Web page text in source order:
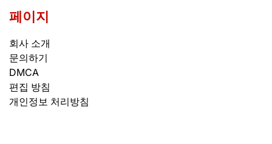
페이지
회사 소개
문의하기
DMCA
편집 방침
개인정보 처리방침